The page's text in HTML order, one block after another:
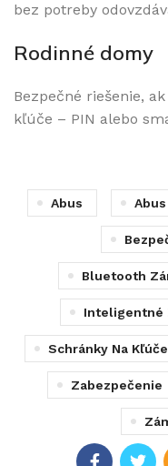
bez potreby
Rodinné domy
Bezpečné riešenie,
kľúče – PIN alebo
Abus
Bluetooth
Inteligentné
Schránky Na Kľúče
Zabezpečenie